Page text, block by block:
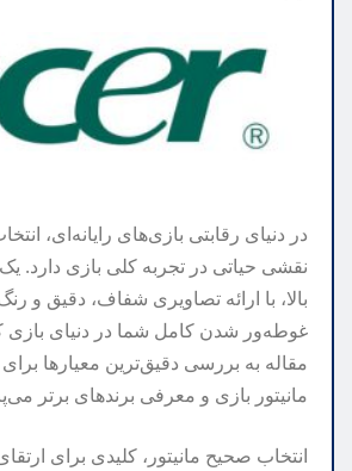
در دنیای رقابتی بازی‌های رایانه‌ای،
نقشی حیاتی در تجربه کلی بازی دارد. یک
بالا، با ارائه تصاویری شفاف، دقیق و
غوطه‌ور شدن کامل شما در دنیای بازی
مقاله به بررسی دقیق‌ترین معیارها برای
مانیتور بازی و معرفی برندهای برتر
انتخاب صحیح مانیتور، کلیدی برای